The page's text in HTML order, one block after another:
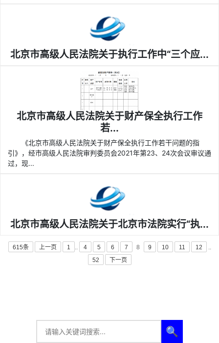
北京市高级人民法院关于执行工作中“三个应...
北京市高级人民法院关于财产保全执行工作
若...
《北京市高级人民法院关于财产保全执行工作若干问题的指
引》，经市高级人民法院审判委员会2021年第23、24次会议审议通
过，现...
北京市高级人民法院关于北京市法院实行“执...
615条 上一页 1 .. 4 5 6 7 8 9 10 11 12
..
52
下一页
🔍